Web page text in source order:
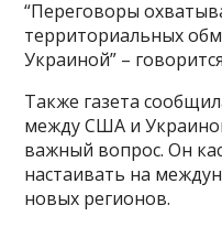
“Переговоры
территориальных
Украиной” –
Также газета
между США и
важный вопрос. Он
настаивать на
новых регионов.